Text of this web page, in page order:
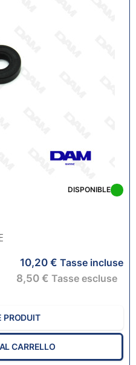
DISPONIBLE
10,20 € Tasse incluse
8,50 € Tasse escluse
PRODUIT
CARRELLO